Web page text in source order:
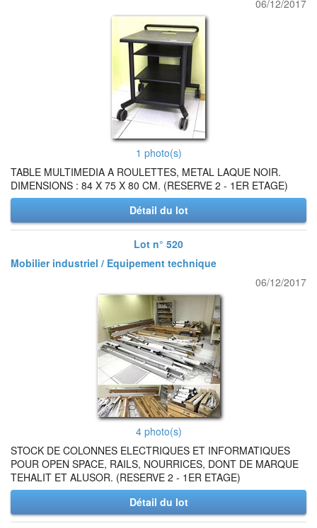
06/12/2017
1 photo(s)
TABLE MULTIMEDIA A ROULETTES, METAL LAQUE NOIR.
DIMENSIONS : 84 X 75 X 80 CM. (RESERVE 2 - 1ER ETAGE)
Détail du lot
Lot n° 520
Mobilier industriel / Equipement technique
06/12/2017
4 photo(s)
STOCK DE COLONNES ELECTRIQUES ET INFORMATIQUES
POUR OPEN SPACE, RAILS, NOURRICES, DONT DE MARQUE
TEHALIT ET ALUSOR. (RESERVE 2 - 1ER ETAGE)
Détail du lot